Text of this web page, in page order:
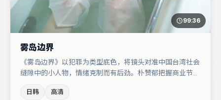
99:36
雾岛边界
《雾岛边界》以犯罪为类型底色，将镜头对准中国台湾社会
缝隙中的小人物，情绪克制而有后劲。朴赞郁把握商业节奏
在片中承担叙事驱动，廖凡、梁朝伟分别提供反差与喜剧/
日韩 高清